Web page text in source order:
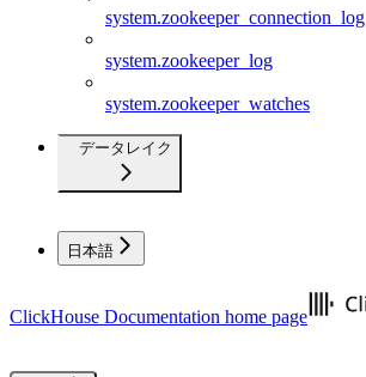
system.zookeeper_connection_log
system.zookeeper_log
system.zookeeper_watches
データレイク
日本語
ClickHouse Documentation home page